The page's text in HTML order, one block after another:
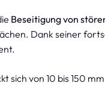
Beseitigung von
Dank seiner
sich von 10 bis 150